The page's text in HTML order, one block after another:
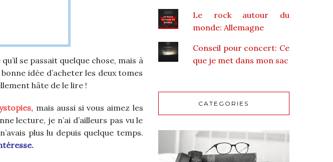
se passait quelque chose, mais à
idée d’acheter les deux tomes
hâte de le lire !
mais aussi si vous aimez les
lecture, je n’ai d’ailleurs pas vu le
plus lu depuis quelque temps.
Le rock autour du
monde: Allemagne
Conseil pour concert: Ce
que je met dans mon sac
CATEGORIES